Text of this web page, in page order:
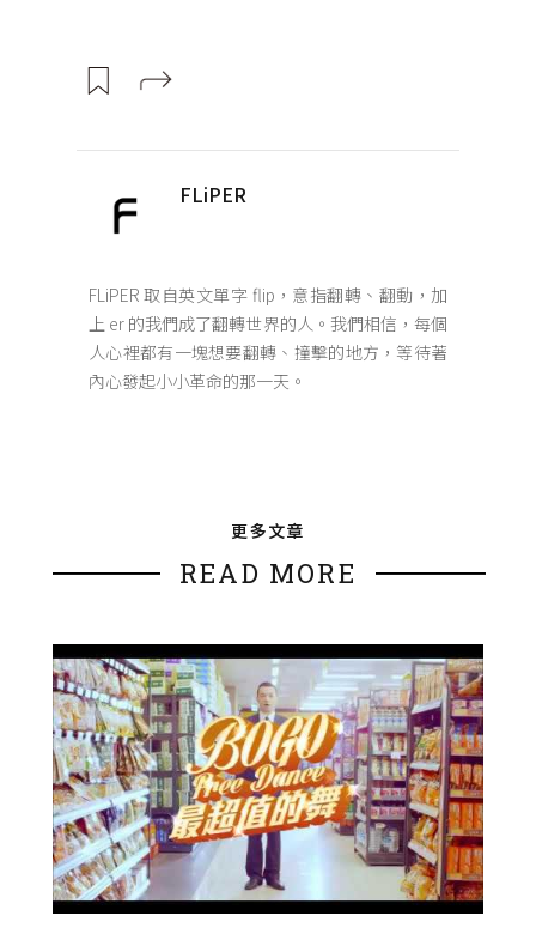
FLiPER
FLiPER 取自英文單字 flip，意指翻轉、翻動，加
上 er 的我們成了翻轉世界的人。我們相信，每個
人心裡都有一塊想要翻轉、撞擊的地方，等待著
內心發起小小革命的那一天。
更多文章
READ MORE